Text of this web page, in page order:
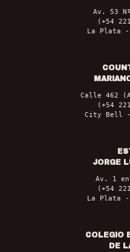
Av. 53
(+54
La Plata -
Calle 462
(+54
City Bell -
JORGE
Av. 1
(+54
La Plata -
COLEGIO
DE